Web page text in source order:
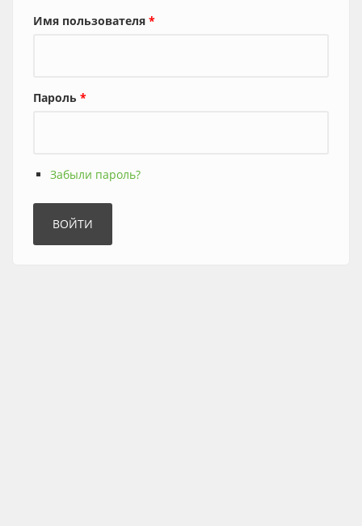
Имя пользователя *
Пароль *
Забыли пароль?